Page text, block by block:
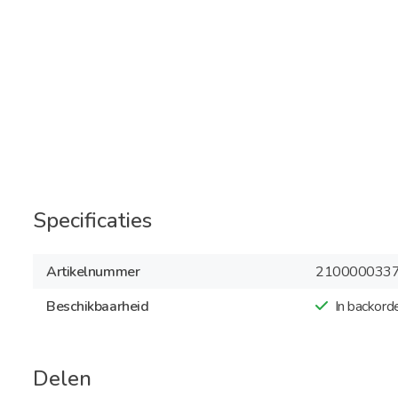
Specificaties
Artikelnummer
Beschikbaarheid
In
Delen